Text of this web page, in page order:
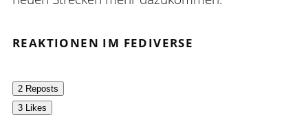
REAKTIONEN IM FEDIVERSE
2 Reposts
3 Likes